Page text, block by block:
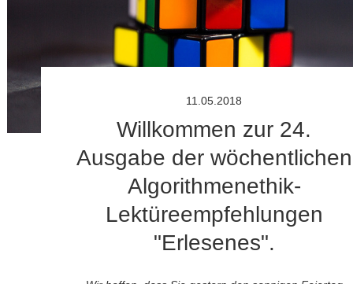
11.05.2018
Willkommen zur 24.
Ausgabe der wöchentlichen
Algorithmenethik-
Lektüreempfehlungen
"Erlesenes".